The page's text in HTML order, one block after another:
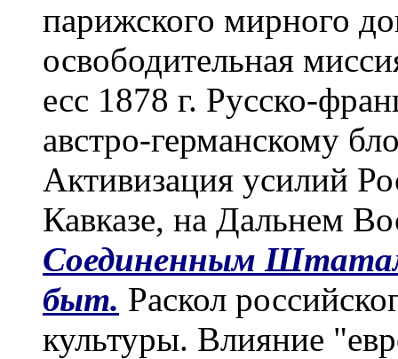
парижского мирного
освободительная
есс 1878 г. Русско-
австро-германскому
Активизация усилий
Кавказе, на Дальнем
Соединенным
быт. Раскол
культуры. Влияние